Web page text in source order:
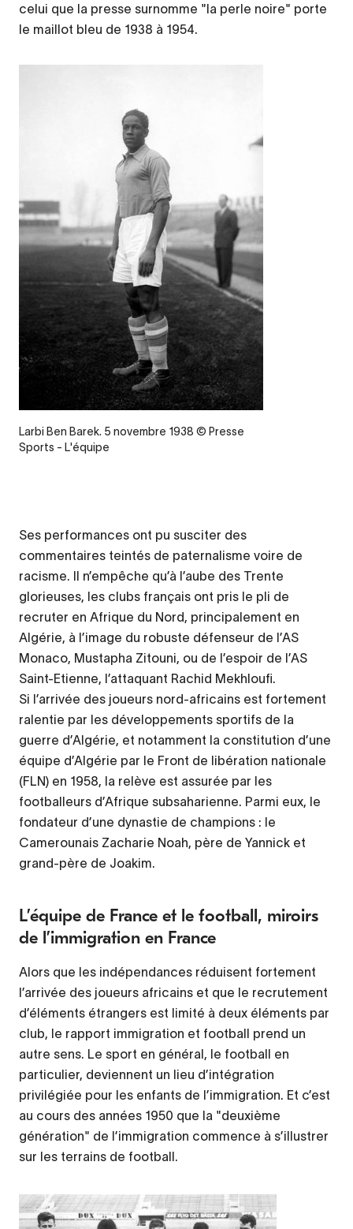
celui que la presse surnomme "la perle noire" porte
le maillot bleu de 1938 à 1954.
Legende
Larbi Ben Barek. 5 novembre 1938 © Presse
Sports - L'équipe
Ses performances ont pu susciter des
commentaires teintés de paternalisme voire de
racisme. Il n’empêche qu’à l’aube des Trente
glorieuses, les clubs français ont pris le pli de
recruter en Afrique du Nord, principalement en
Algérie, à l’image du robuste défenseur de l’AS
Monaco, Mustapha Zitouni, ou de l’espoir de l’AS
Saint-Etienne, l’attaquant Rachid Mekhloufi.
Si l’arrivée des joueurs nord-africains est fortement
ralentie par les développements sportifs de la
guerre d’Algérie, et notamment la constitution d’une
équipe d’Algérie par le Front de libération nationale
(FLN) en 1958, la relève est assurée par les
footballeurs d’Afrique subsaharienne. Parmi eux, le
fondateur d’une dynastie de champions : le
Camerounais Zacharie Noah, père de Yannick et
grand-père de Joakim.
L’équipe de France et le football, miroirs
de l’immigration en France
Alors que les indépendances réduisent fortement
l’arrivée des joueurs africains et que le recrutement
d’éléments étrangers est limité à deux éléments par
club, le rapport immigration et football prend un
autre sens. Le sport en général, le football en
particulier, deviennent un lieu d’intégration
privilégiée pour les enfants de l’immigration. Et c’est
au cours des années 1950 que la "deuxième
génération" de l’immigration commence à s’illustrer
sur les terrains de football.